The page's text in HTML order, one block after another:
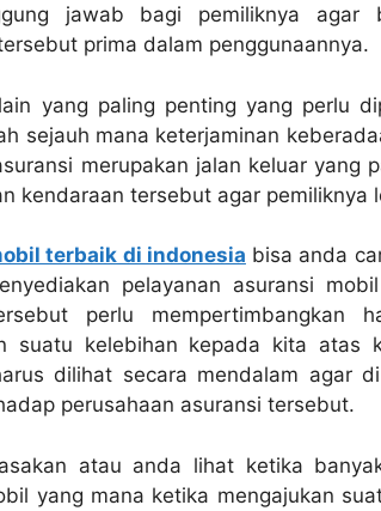
jawab bagi pemiliknya agar
prima dalam penggunaannya.
yang paling penting yang perlu
sejauh mana keterjaminan
merupakan jalan keluar yang
kendaraan tersebut agar pemiliknya
terbaik di indonesia bisa anda
pelayanan asuransi
perlu mempertimbangkan
suatu kelebihan kepada kita atas
dilihat secara mendalam agar
perusahaan asuransi tersebut.
atau anda lihat ketika
yang mana ketika mengajukan